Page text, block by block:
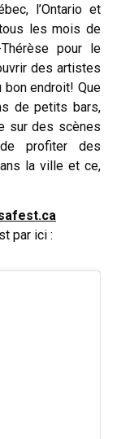
l’Ontario et
les mois de
pour le
des artistes
endroit! Que
de petits bars,
sur des scènes
profiter des
la ville et ce,
par ici :